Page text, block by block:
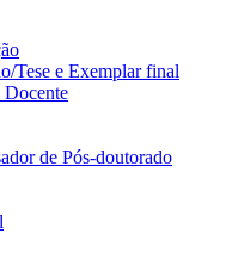
Tese e Exemplar final
Docente
de Pós-doutorado